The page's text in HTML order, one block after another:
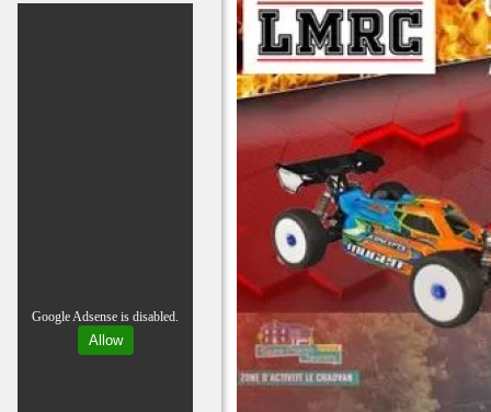
Google Adsense is disabled.
Allow